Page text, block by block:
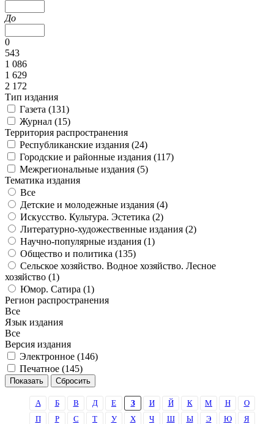
До
0
543
1 086
1 629
2 172
Тип издания
Газета (131)
Журнал (15)
Территория распространения
Республиканские издания (24)
Городские и районные издания (117)
Межрегиональные издания (5)
Тематика издания
Все
Детские и молодежные издания (4)
Искусство. Культура. Эстетика (2)
Литературно-художественные издания (2)
Научно-популярные издания (1)
Общество и политика (135)
Сельское хозяйство. Водное хозяйство. Лесное
хозяйство (1)
Юмор. Сатира (1)
Регион распространения
Все
Язык издания
Все
Версия издания
Электронное (146)
Печатное (145)
А Б В Д Е З И Й К М Н
О
П
Р С Т У Х Ч Ш Ы Э Ю
Я